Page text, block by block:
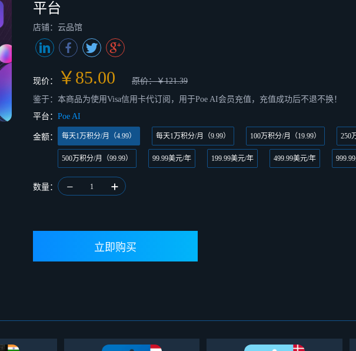
平台
店铺：云品馆
现价： ￥85.00 原价：￥121.39
鉴于：本商品为使用Visa信用卡代订阅，用于Poe AI会员充值，充值成功后不退不换！
平台： Poe AI
金额： 每天1万积分/月（4.99） 每天1万积分/月（9.99） 100万积分/月（19.99） 250
500万积分/月（99.99） 99.99美元/年 199.99美元/年 499.99美元/年
数量： 1